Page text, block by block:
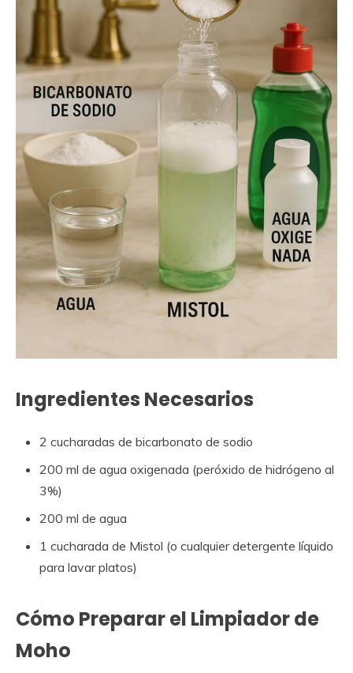
Ingredientes Necesarios
2 cucharadas de bicarbonato de sodio
200 ml de agua oxigenada (peróxido de hidrógeno al
3%)
200 ml de agua
1 cucharada de Mistol (o cualquier detergente líquido
para lavar platos)
Cómo Preparar el Limpiador de
Moho